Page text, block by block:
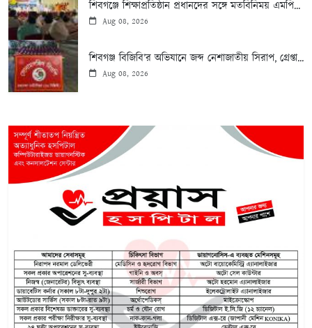
শিবগঞ্জে শিক্ষাপ্রতিষ্ঠান প্রধানদের সঙ্গে মতবিনিময় এমপি...
Aug 08, 2026
শিবগঞ্জ বিজিবি’র অভিযানে জব্দ নেশাজাতীয় সিরাপ, গ্রেপ্তা...
Aug 08, 2026